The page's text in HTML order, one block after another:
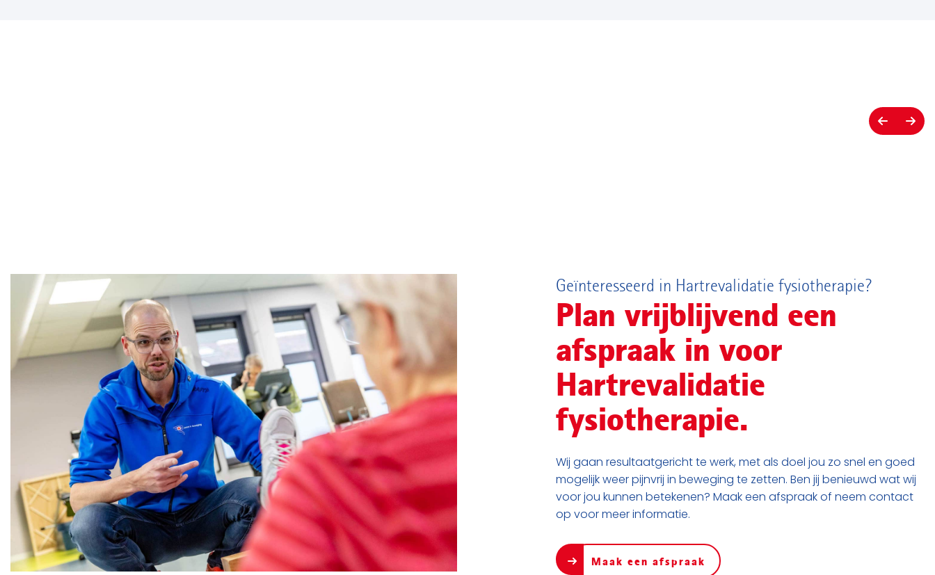
Geïnteresseerd in Hartrevalidatie fysiotherapie?
Plan vrijblijvend een
afspraak in voor
Hartrevalidatie
fysiotherapie.
Wij gaan resultaatgericht te werk, met als doel jou zo snel en goed
mogelijk weer pijnvrij in beweging te zetten. Ben jij benieuwd wat wij
voor jou kunnen betekenen? Maak een afspraak of neem contact
op voor meer informatie.
Maak een afspraak